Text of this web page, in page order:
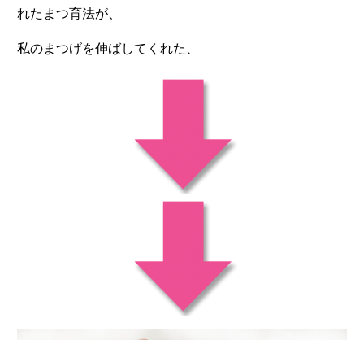
れたまつ育法が、
私のまつげを伸ばしてくれた、